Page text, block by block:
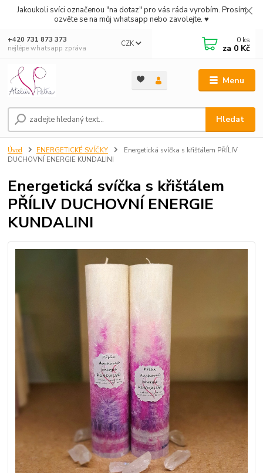
Jakoukoli svíci označenou "na dotaz" pro vás ráda vyrobím. Prosím
ozvěte se na můj whatsapp nebo zavolejte. ♥
Menu
CZK
Hledat
+420 731 873 373
nejlépe whatsapp zpráva
0 ks
za 0 Kč
Úvod ENERGETICKÉ SVÍČKY
Energetická svíčka s křišťálem PŘÍLIV
DUCHOVNÍ ENERGIE KUNDALINI
Energetická svíčka s křišťálem
PŘÍLIV DUCHOVNÍ ENERGIE
KUNDALINI